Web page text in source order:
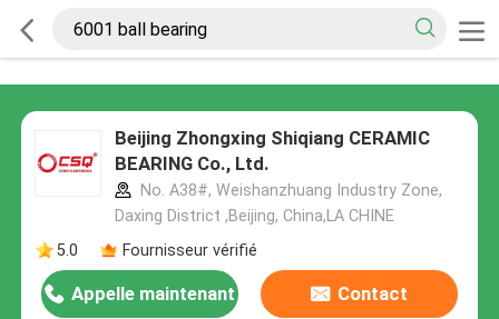
Beijing Zhongxing Shiqiang CERAMIC
BEARING Co., Ltd.
No. A38#, Weishanzhuang Industry Zone,
Daxing District ,Beijing, China,LA CHINE
5.0
Fournisseur vérifié
Appelle maintenant Contact